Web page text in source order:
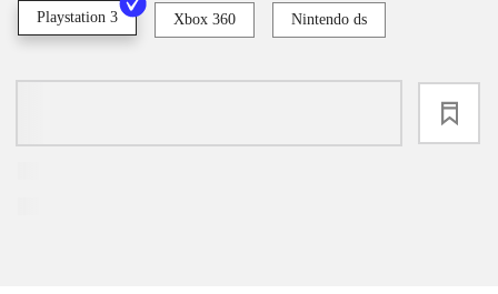
Playstation 3 Xbox 360 Nintendo ds